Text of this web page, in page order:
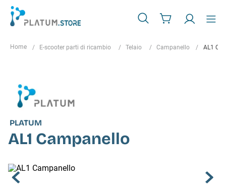
E-scooter parti di ricambio Telaio Campanello AL1
PLATUM
AL1 Campanello